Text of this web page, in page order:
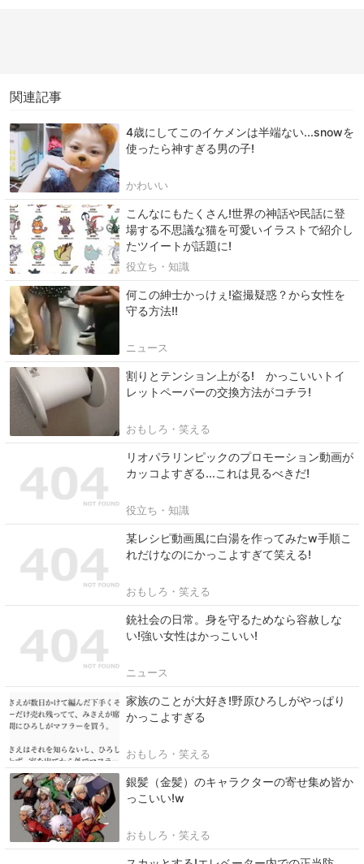
関連記事
4歳にしてこのイケメンは半端ない...snowを
使ったら神すぎる男の子!
かわいい
こんなにもたくさん!世界の神話や民話に登
場する不思議な猫を可愛いイラストで紹介し
たツイートが話題に!
役立ち・知識
何この紳士かっけぇ!盗撮疑惑？から女性を
守る方法!!
ニュース
割りとテンション上がる! かっこいいトイ
レットペーパーの交換方法がコチラ!
おもしろ・笑える
リオパラリンピックのプロモーション動画が
カッコよすぎる...これは見るべきだ!
役立ち・知識
某レシピ動画風に白湯を作ってみたw手順こ
れだけなのにかっこよすぎて笑える!
おもしろ・笑える
銃社会の日常。身を守るためなら容赦しな
い!強い女性はかっこいい!
ニュース
家族のことが大好き!野原ひろしがやっぱり
かっこよすぎる
おもしろ・笑える
銀髪（金髪）のキャラクターの寄せ集め皆か
っこいい!w
おもしろ・笑える